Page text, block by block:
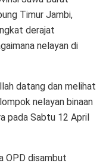
Timur Jambi,
derajat
nelayan di
datang dan melihat
nelayan binaan
pada Sabtu 12 April
OPD disambut